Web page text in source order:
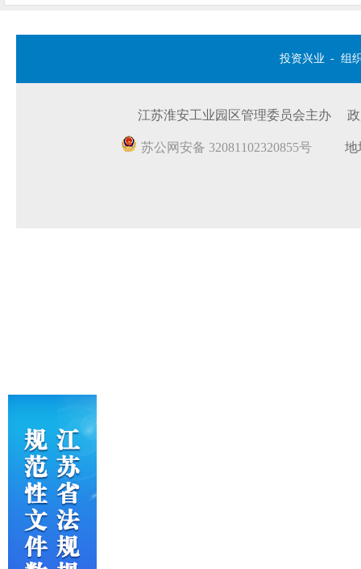
投资兴业 - 组
江苏淮安工业园区管理委员会主办
苏公网安备 32081102320855号 地